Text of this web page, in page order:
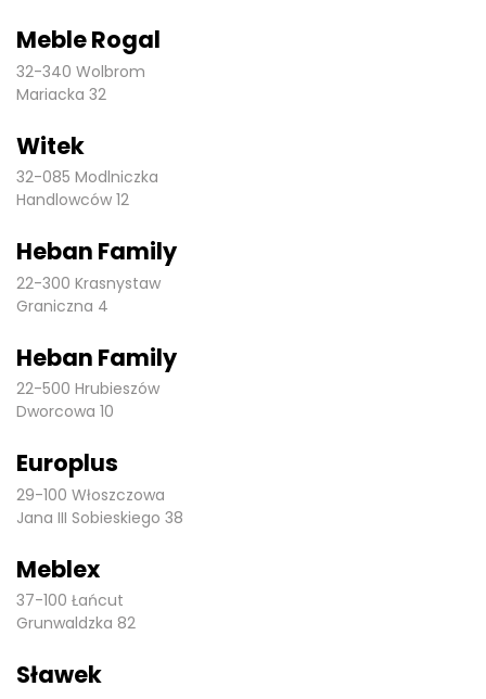
Meble Rogal
32-340 Wolbrom
Mariacka 32
Witek
32-085 Modlniczka
Handlowców 12
Heban Family
22-300 Krasnystaw
Graniczna 4
Heban Family
22-500 Hrubieszów
Dworcowa 10
Europlus
29-100 Włoszczowa
Jana III Sobieskiego 38
Meblex
37-100 Łańcut
Grunwaldzka 82
Sławek